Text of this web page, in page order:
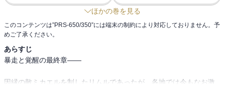
ほかの巻を見る
このコンテンツは”PRS-650/350”には端末の制約により対応しておりません。予
めご了承ください。
あらすじ
暴走と覚醒の最終章――
因縁の敵ミカエルを制したリムルであったが、各地では今もなお激